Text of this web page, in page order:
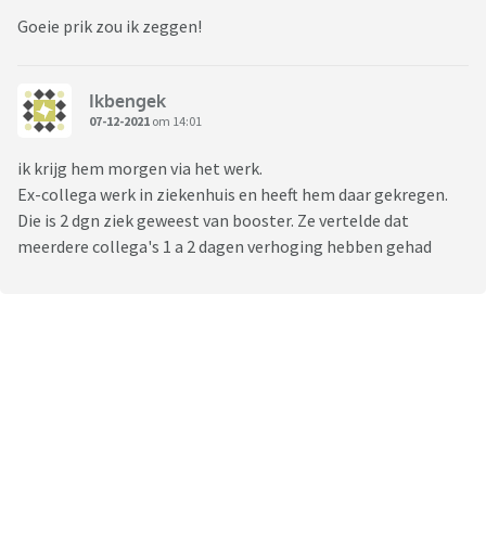
Goeie prik zou ik zeggen!
Ikbengek
07-12-2021 om 14:01
ik krijg hem morgen via het werk.
Ex-collega werk in ziekenhuis en heeft hem daar gekregen.
Die is 2 dgn ziek geweest van booster. Ze vertelde dat
meerdere collega's 1 a 2 dagen verhoging hebben gehad